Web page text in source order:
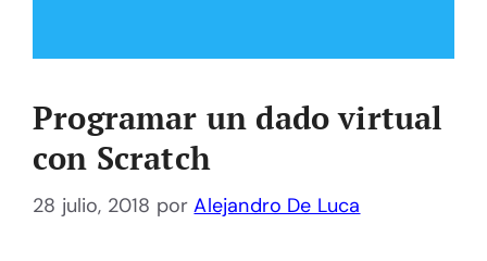
Programar un dado virtual
con Scratch
28 julio, 2018 porAlejandro De Luca